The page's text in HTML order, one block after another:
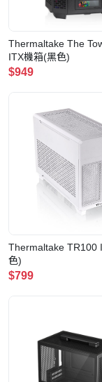
Thermaltake The
ITX機箱(黑色)
$949
Thermaltake TR100
色)
$799